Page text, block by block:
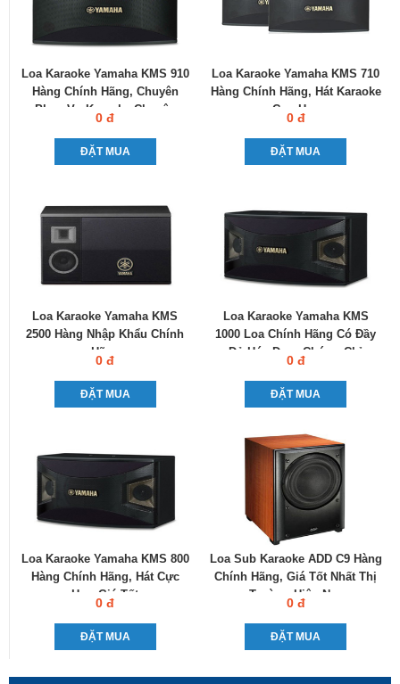
Loa Karaoke Yamaha KMS 910
Hàng Chính Hãng, Chuyên
Phục Vụ Karaoke Chuyên
Nghiệp
0 đ
ĐẶT MUA
Loa Karaoke Yamaha KMS 710
Hàng Chính Hãng, Hát Karaoke
Cực Hay
0 đ
ĐẶT MUA
Loa Karaoke Yamaha KMS
2500 Hàng Nhập Khẩu Chính
Hãng
0 đ
ĐẶT MUA
Loa Karaoke Yamaha KMS
1000 Loa Chính Hãng Có Đầy
Đủ Hóa Đơn, Chứng Chỉ
0 đ
ĐẶT MUA
Loa Karaoke Yamaha KMS 800
Hàng Chính Hãng, Hát Cực
Hay, Giá Tốt
0 đ
ĐẶT MUA
Loa Sub Karaoke ADD C9 Hàng
Chính Hãng, Giá Tốt Nhất Thị
Trường Hiện Nay
0 đ
ĐẶT MUA